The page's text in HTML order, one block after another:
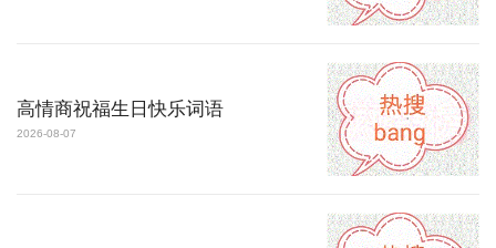
高情商祝福生日快乐词语
2026-08-07